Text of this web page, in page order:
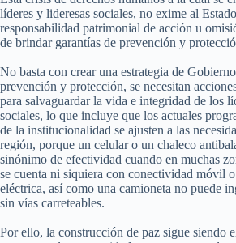
líderes y lideresas sociales, no exime al
responsabilidad patrimonial de acción u
de brindar garantías de prevención y
No basta con crear una estrategia de
prevención y protección, se necesitan
para salvaguardar la vida e integridad de los
sociales, lo que incluye que los actuales
de la institucionalidad se ajusten a las
región, porque un celular o un chaleco
sinónimo de efectividad cuando en muchas
se cuenta ni siquiera con conectividad móvil
eléctrica, así como una camioneta no puede
sin vías carreteables.
Por ello, la construcción de paz sigue siendo